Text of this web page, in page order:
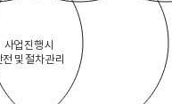
사업 진행 시
전 및 절차 관리